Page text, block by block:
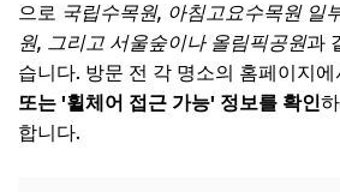
으로 국립수목원, 아침고요수목원 일
원, 그리고 서울숲이나 올림픽공원과
습니다. 방문 전 각 명소의 홈페이지에
또는 '휠체어 접근 가능' 정보를 확인
합니다.